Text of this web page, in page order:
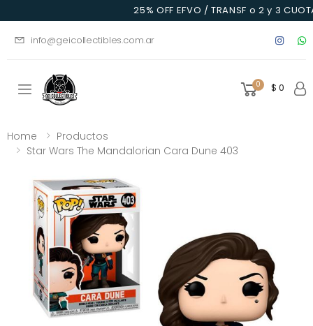
25% OFF EFVO / TRANSF o 2 y 3
info@geicollectibles.com.ar
Toggle mobile menu
0 $ 0
Home
Productos
Star Wars The Mandalorian Cara Dune 403